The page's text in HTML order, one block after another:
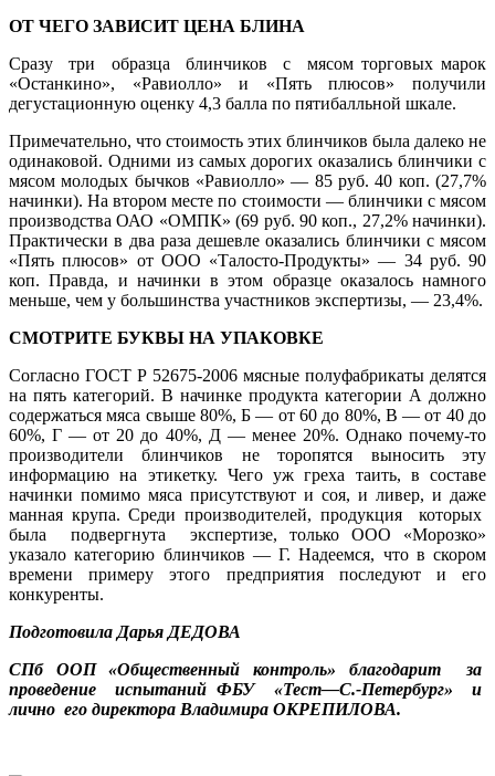
ОТ ЧЕГО ЗАВИСИТ ЦЕНА БЛИНА
Сразу три образца блинчиков с мясом торговых марок
«Останкино», «Равиолло» и «Пять плюсов» получили
дегустационную оценку 4,3 балла по пятибалльной шкале.
Примечательно, что стоимость этих блинчиков была далеко не
одинаковой. Одними из самых дорогих оказались блинчики с
мясом молодых бычков «Равиолло» — 85 руб. 40 коп. (27,7%
начинки). На втором месте по стоимости — блинчики с мясом
производства ОАО «ОМПК» (69 руб. 90 коп., 27,2% начинки).
Практически в два раза дешевле оказались блинчики с мясом
«Пять плюсов» от ООО «Талосто-Продукты» — 34 руб. 90
коп. Правда, и начинки в этом образце оказалось намного
меньше, чем у большинства участников экспертизы, — 23,4%.
СМОТРИТЕ БУКВЫ НА УПАКОВКЕ
Согласно ГОСТ Р 52675-2006 мясные полуфабрикаты делятся
на пять категорий. В начинке продукта категории А должно
содержаться мяса свыше 80%, Б — от 60 до 80%, В — от 40 до
60%, Г — от 20 до 40%, Д — менее 20%. Однако почему-то
производители блинчиков не торопятся выносить эту
информацию на этикетку. Чего уж греха таить, в составе
начинки помимо мяса присутствуют и соя, и ливер, и даже
манная крупа. Среди производителей, продукция которых
была подвергнута экспертизе, только ООО «Морозко»
указало категорию блинчиков — Г. Надеемся, что в скором
времени примеру этого предприятия последуют и его
конкуренты.
Подготовила Дарья ДЕДОВА
СПб ООП «Общественный контроль» благодарит за
проведение испытаний ФБУ «Тест—С.-Петербург» и
лично его директора Владимира ОКРЕПИЛОВА.